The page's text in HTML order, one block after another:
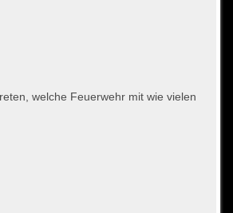
welche Feuerwehr mit wie vielen